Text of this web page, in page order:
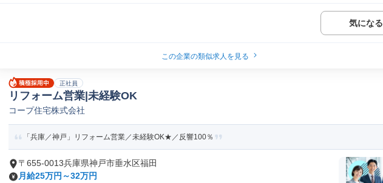
気になる
この企業の類似求人を見る
正社員
リフォーム営業|未経験OK
コープ住宅株式会社
「兵庫／神戸」リフォーム営業／未経験OK★／反響100％
〒655-0013兵庫県神戸市垂水区福田
月給25万円～32万円